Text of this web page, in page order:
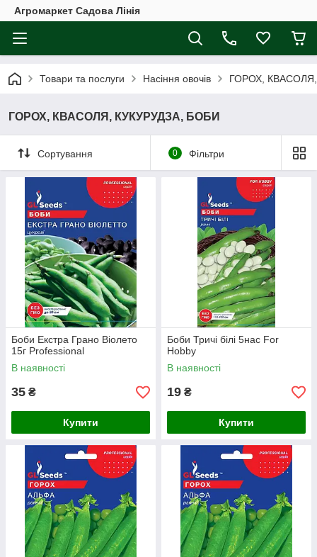
Агромаркет Садова Лінія
Товари та послуги Насіння овочів ГОРОХ,
ГОРОХ, КВАСОЛЯ, КУКУРУДЗА, БОБИ
Сортування 0 Фільтри
Боби Екстра Грано Віолето
15г Professional
В наявності
35 ₴
Купити
Боби Тричі білі 5нас For
Hobby
В наявності
19 ₴
Купити